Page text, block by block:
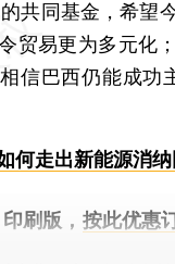
共同基金，希望
贸易更为多元化
信巴西仍能成功
何走出新能源消
刷版， 按此优惠